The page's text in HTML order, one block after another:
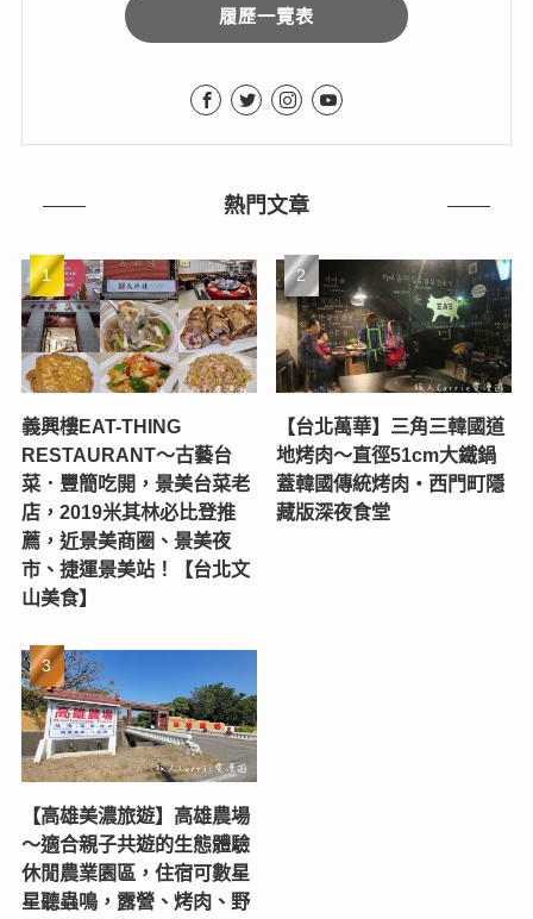
履歷一覽表
熱門文章
義興樓EAT-THING
RESTAURANT〜古藝台
菜．豐簡吃開，景美台菜老
店，2019米其林必比登推
薦，近景美商圈、景美夜
市、捷運景美站！【台北文
山美食】
【台北萬華】三角三韓國道
地烤肉～直徑51cm大鐵鍋
蓋韓國傳統烤肉‧西門町隱
藏版深夜食堂
【高雄美濃旅遊】高雄農場
〜適合親子共遊的生態體驗
休閒農業園區，住宿可數星
星聽蟲鳴，露營、烤肉、野